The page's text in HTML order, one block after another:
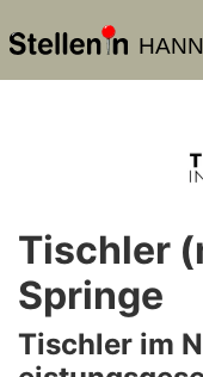
Tischler
Springe
Tischler im